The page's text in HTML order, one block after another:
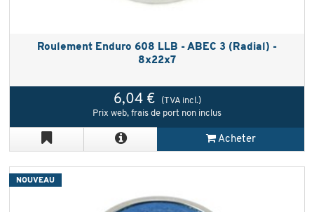
Roulement Enduro 608 LLB - ABEC 3 (Radial) -
8x22x7
6,04 €
(TVA incl.)
Prix web, frais de port non inclus
Acheter
NOUVEAU